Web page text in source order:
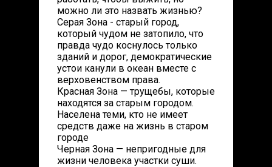
можно ли это назвать жизнью?
Серая Зона - старый город,
который чудом не затопило, что
правда чудо коснулось только
зданий и дорог, демократические
устои канули в океан вместе с
верховенством права.
Красная Зона — трущебы, которые
находятся за старым городом.
Населена теми, кто не имеет
средств даже на жизнь в старом
городе
Черная Зона — непригодные для
жизни человека участки суши.